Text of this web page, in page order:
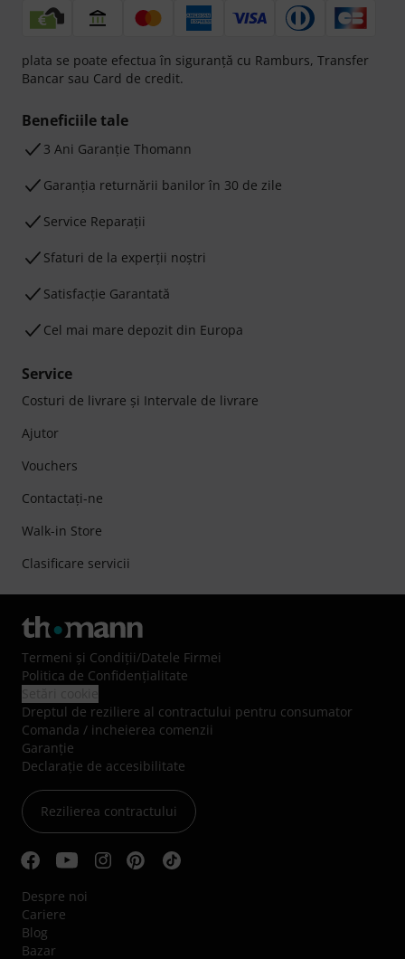
plata se poate efectua în siguranță cu Ramburs, Transfer
Bancar sau Card de credit.
Beneficiile tale
3 Ani Garanție Thomann
Garanţia returnării banilor în 30 de zile
Service Reparații
Sfaturi de la experții noștri
Satisfacție Garantată
Cel mai mare depozit din Europa
Service
Costuri de livrare şi Intervale de livrare
Ajutor
Vouchers
Contactaţi-ne
Walk-in Store
Clasificare servicii
Termeni şi Condiţii/Datele Firmei
Politica de Confidenţialitate
Dreptul de reziliere al contractului pentru consumator
Comanda / incheierea comenzii
Garanție
Declarație de accesibilitate
Rezilierea contractului
Despre noi
Cariere
Blog
Bazar